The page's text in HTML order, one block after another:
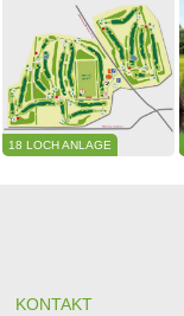
18 LOCH ANLAGE
KONTAKT